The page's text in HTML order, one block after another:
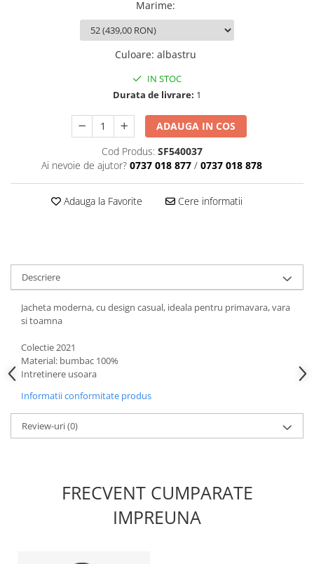
Marime:
Culoare: albastru
IN STOC
Durata de livrare: 1
ADAUGA IN COS
Cod Produs: SF540037
Ai nevoie de ajutor? 0737 018 877 / 0737 018 878
Adauga la Favorite Cere informatii
Descriere
Jacheta moderna, cu design casual, ideala pentru primavara, vara
si toamna
Colectie 2021
Material: bumbac 100%
Intretinere usoara
Informatii conformitate produs
Review-uri(0)
FRECVENT CUMPARATE
IMPREUNA